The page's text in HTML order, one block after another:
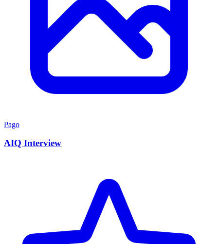
Pago
AIQ Interview